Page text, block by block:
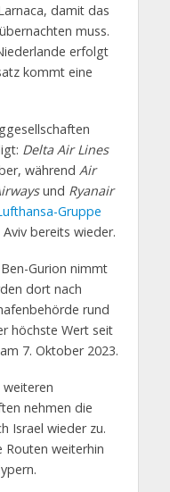
damit das
muss.
erfolgt
kommt eine
Delta Air Lines
während Air
und Ryanair
Gruppe
bereits wieder.
Gurion nimmt
dort nach
rund
höchste Wert seit
7. Oktober 2023.
nehmen die
Israel wieder zu.
Routen weiterhin